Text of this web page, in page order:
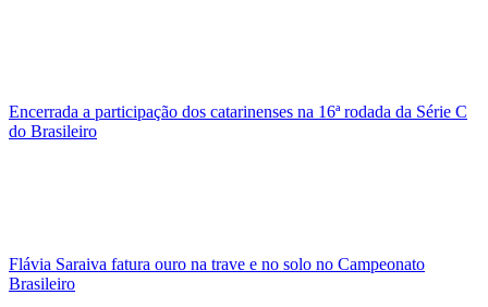
Encerrada a participação dos catarinenses na 16ª rodada da Série C
do Brasileiro
Flávia Saraiva fatura ouro na trave e no solo no Campeonato
Brasileiro